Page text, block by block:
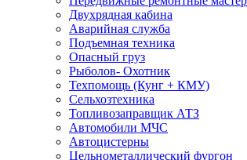
Двухрядная кабина
Аварийная служба
Подъемная техника
Опасный груз
Рыболов- Охотник
Техпомощь (Кунг + КМУ)
Сельхозтехника
Топливозаправщик АТЗ
Автомобили МЧС
Автоцистерны
Цельнометаллический фургон